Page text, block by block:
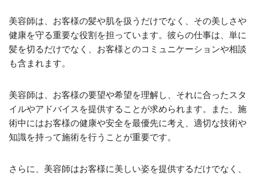
美容師は、お客様の髪や肌を扱うだけでなく、その美しさや
健康を守る重要な役割を担っています。彼らの仕事は、単に
髪を切るだけでなく、お客様とのコミュニケーションや相談
も含まれます。
美容師は、お客様の要望や希望を理解し、それに合ったスタ
イルやアドバイスを提供することが求められます。また、施
術中にはお客様の健康や安全を最優先に考え、適切な技術や
知識を持って施術を行うことが重要です。
さらに、美容師はお客様に美しい姿を提供するだけでなく、